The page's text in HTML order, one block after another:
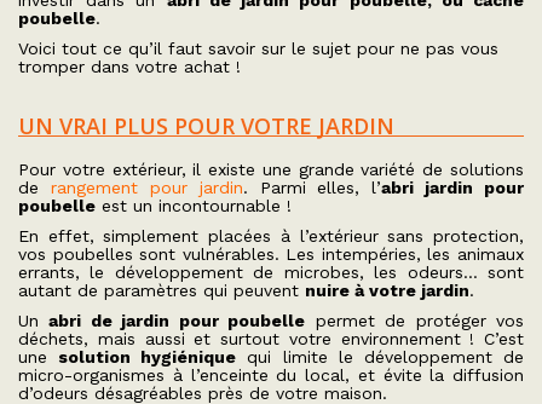
poubelle.
Voici tout ce qu’il faut savoir sur le sujet pour ne pas vous
tromper dans votre achat !
UN VRAI PLUS POUR VOTRE JARDIN
Pour votre extérieur, il existe une grande variété de solutions
de rangement pour jardin. Parmi elles, l’abri jardin pour
poubelle est un incontournable !
En effet, simplement placées à l’extérieur sans protection,
vos poubelles sont vulnérables. Les intempéries, les animaux
errants, le développement de microbes, les odeurs… sont
autant de paramètres qui peuvent nuire à votre jardin.
Unabri de jardin pour poubelle permet de protéger vos
déchets, mais aussi et surtout votre environnement ! C’est
une solution hygiénique qui limite le développement de
micro-organismes à l’enceinte du local, et évite la diffusion
d’odeurs désagréables près de votre maison.